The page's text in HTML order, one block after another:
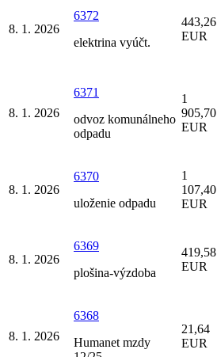
8. 1. 2026
6372
elektrina vyúčt.
443,26
EUR
8. 1. 2026
6371
odvoz komunálneho
odpadu
1
905,70
EUR
8. 1. 2026
6370
uloženie odpadu
1
107,40
EUR
8. 1. 2026
6369
plošina-výzdoba
419,58
EUR
8. 1. 2026
6368
Humanet mzdy
21,64
EUR